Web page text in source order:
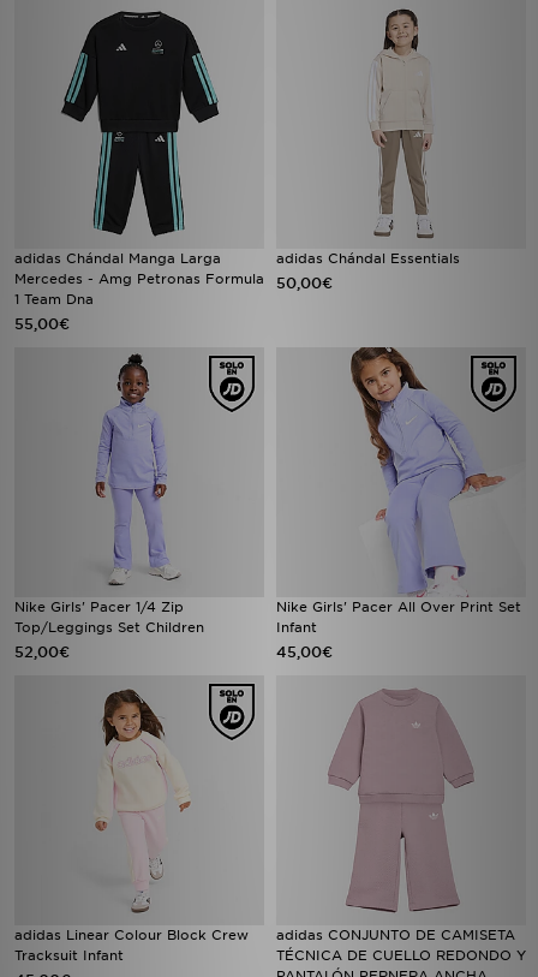
adidas Chándal Manga Larga
Mercedes - Amg Petronas Formula
1 Team Dna
55,00€
adidas Chándal Essentials
50,00€
Nike Girls' Pacer 1/4 Zip
Top/Leggings Set Children
52,00€
Nike Girls' Pacer All Over Print Set
Infant
45,00€
adidas Linear Colour Block Crew
Tracksuit Infant
adidas CONJUNTO DE CAMISETA
TÉCNICA DE CUELLO REDONDO Y